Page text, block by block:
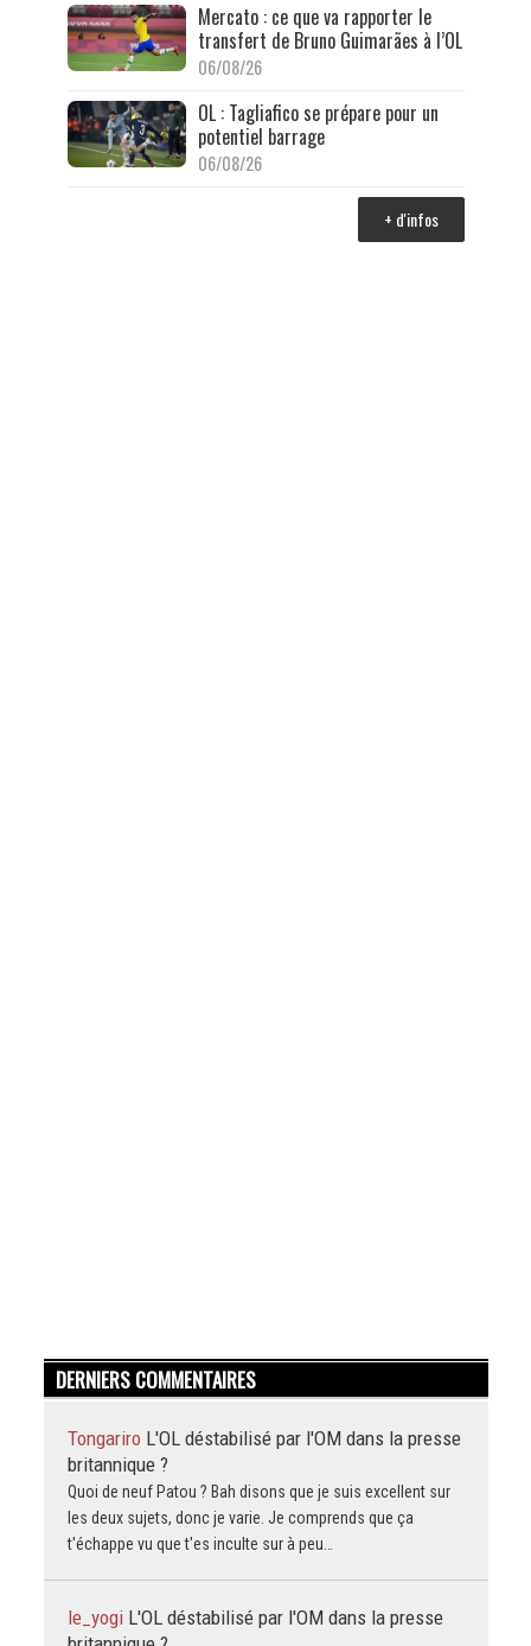
Mercato : ce que va rapporter le
transfert de Bruno Guimarães à l’OL
06/08/26
OL : Tagliafico se prépare pour un
potentiel barrage
06/08/26
+ d'infos
DERNIERS COMMENTAIRES
Tongariro L'OL déstabilisé par l'OM dans la presse
britannique ?
Quoi de neuf Patou ? Bah disons que je suis excellent sur
les deux sujets, donc je varie. Je comprends que ça
t'échappe vu que t'es inculte sur à peu…
le_yogi L'OL déstabilisé par l'OM dans la presse